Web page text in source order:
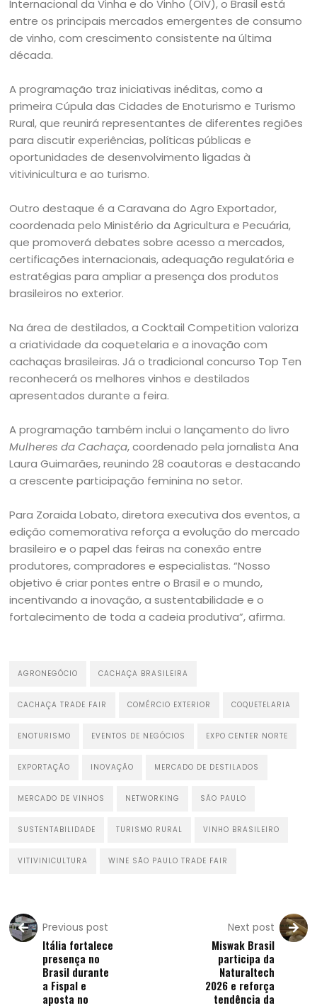
Internacional da Vinha e do Vinho (OIV), o Brasil está
entre os principais mercados emergentes de consumo
de vinho, com crescimento consistente na última
década.
A programação traz iniciativas inéditas, como a
primeira Cúpula das Cidades de Enoturismo e Turismo
Rural, que reunirá representantes de diferentes regiões
para discutir experiências, políticas públicas e
oportunidades de desenvolvimento ligadas à
vitivinicultura e ao turismo.
Outro destaque é a Caravana do Agro Exportador,
coordenada pelo Ministério da Agricultura e Pecuária,
que promoverá debates sobre acesso a mercados,
certificações internacionais, adequação regulatória e
estratégias para ampliar a presença dos produtos
brasileiros no exterior.
Na área de destilados, a Cocktail Competition valoriza
a criatividade da coquetelaria e a inovação com
cachaças brasileiras. Já o tradicional concurso Top Ten
reconhecerá os melhores vinhos e destilados
apresentados durante a feira.
A programação também inclui o lançamento do livro
Mulheres da Cachaça, coordenado pela jornalista Ana
Laura Guimarães, reunindo 28 coautoras e destacando
a crescente participação feminina no setor.
Para Zoraida Lobato, diretora executiva dos eventos, a
edição comemorativa reforça a evolução do mercado
brasileiro e o papel das feiras na conexão entre
produtores, compradores e especialistas. “Nosso
objetivo é criar pontes entre o Brasil e o mundo,
incentivando a inovação, a sustentabilidade e o
fortalecimento de toda a cadeia produtiva”, afirma.
AGRONEGÓCIO CACHAÇA BRASILEIRA
CACHAÇA TRADE FAIR COMÉRCIO EXTERIOR COQUETELARIA
ENOTURISMO EVENTOS DE NEGÓCIOS EXPO CENTER NORTE
EXPORTAÇÃO INOVAÇÃO MERCADO DE DESTILADOS
MERCADO DE VINHOS NETWORKING SÃO PAULO
SUSTENTABILIDADE TURISMO RURAL VINHO BRASILEIRO
VITIVINICULTURA WINE SÃO PAULO TRADE FAIR
Previous post
Itália fortalece
presença no
Brasil durante
a Fispal e
aposta no
Next post
Miswak Brasil
participa da
Naturaltech
2026 e reforça
tendência da